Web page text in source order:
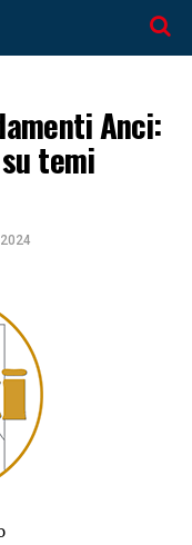
Anci:
temi